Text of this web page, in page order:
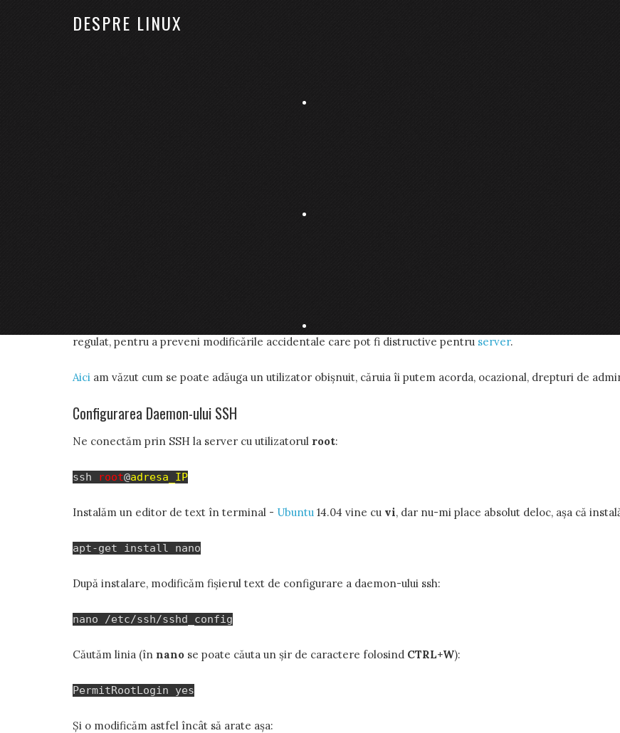
DESPRE LINUX
Cam târziu, dar nu a fost vina mea, ci a
greu noile DNS-uri în rețeaua lor: schimbate la ora 12, terminare propagare la 22:30.
Superutilizatorul root este cel care taie și spânzură într-un sistem de operare
regulat, pentru a preveni modificările accidentale care pot fi distructive pentru server.
Aici am văzut cum se poate adăuga un utilizator obișnuit, căruia îi putem acorda, ocazional, drepturi de
Configurarea Daemon-ului SSH
Ne conectăm prin SSH la server cu utilizatorul root:
ssh root@adresa_IP
Instalăm un editor de text în terminal - Ubuntu 14.04 vine cu vi, dar nu-mi place absolut deloc, așa că
apt-get install nano
După instalare, modificăm fișierul text de configurare a daemon-ului ssh:
nano /etc/ssh/sshd_config
Căutăm linia (în nano se poate căuta un șir de caractere folosind CTRL+W):
PermitRootLogin yes
Și o modificăm astfel încât să arate așa: